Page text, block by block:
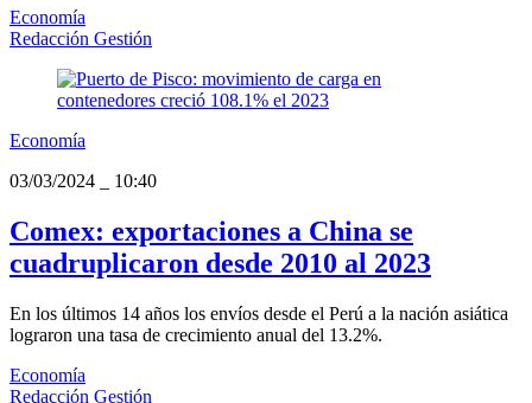
Economía
Redacción Gestión
Economía
03/03/2024
10:40
Comex: exportaciones a China se
cuadruplicaron desde 2010 al 2023
En los últimos 14 años los envíos desde el Perú a la nación asiática
lograron una tasa de crecimiento anual del 13.2%.
Economía
Redacción Gestión